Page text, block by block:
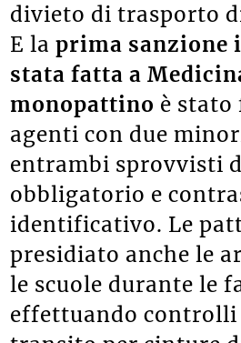
divieto di trasporto
E laprima sanzione
stata fatta a
monopattino è
agenti con due
entrambi sprovvisti
obbligatorio e
identificativo. Le
presidiato anche le
le scuole durante le
effettuando controlli